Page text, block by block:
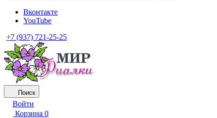
Вконтакте
YouTube
+7 (937) 721-25-25
Поиск
Войти
Корзина 0